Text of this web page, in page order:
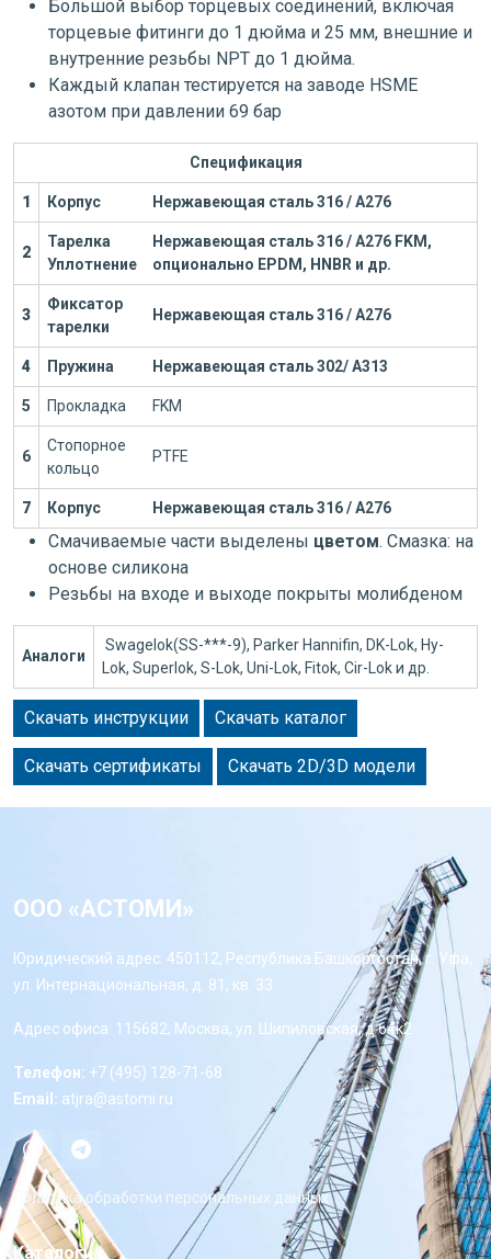
Большой выбор торцевых соединений, включая
торцевые фитинги до 1 дюйма и 25 мм, внешние и
внутренние резьбы NPT до 1 дюйма.
Каждый клапан тестируется на заводе HSME
азотом при давлении 69 бар
Спецификация
1 Корпус Нержавеющая сталь 316 / А276
2
Тарелка
Уплотнение
Нержавеющая сталь 316 / А276 FKM,
опционально EPDM, HNBR и др.
3
Фиксатор
тарелки
Нержавеющая сталь 316 / А276
4 Пружина Нержавеющая сталь 302/ А313
5 Прокладка FKM
6
Стопорное
кольцо
PTFE
7 Корпус Нержавеющая сталь 316 / А276
Смачиваемые части выделены цветом. Смазка: на
основе силикона
Резьбы на входе и выходе покрыты молибденом
Аналоги
Swagelok(SS-***-9), Parker Hannifin, DK-Lok, Hy-
Lok, Superlok, S-Lok, Uni-Lok, Fitok, Cir-Lok и др.
Скачать инструкции Скачать каталог
Скачать сертификаты Скачать 2D/3D модели
ООО «АСТОМИ»
Юридический адрес: 450112, Республика Башкортостан, г. Уфа,
ул. Интернациональная, д. 81, кв. 33
Адрес офиса: 115682, Москва, ул. Шипиловская, д 64к2
Телефон: +7 (495) 128-71-68
Email: atjra@astomi.ru
Политика обработки персональных данных
Каталоги